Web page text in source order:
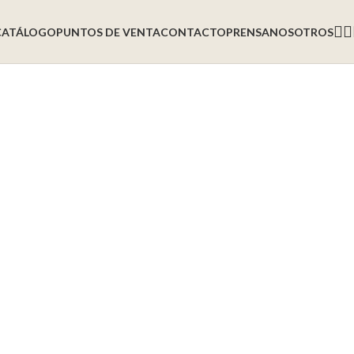
PUNTOS DE VENTACONTACTOPRENSANOSOTROS